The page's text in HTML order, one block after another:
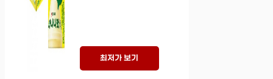
최저가 보기